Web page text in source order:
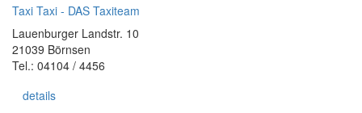
Taxi Taxi - DAS Taxiteam
Lauenburger Landstr. 10
21039 Börnsen
Tel.: 04104 / 4456
details